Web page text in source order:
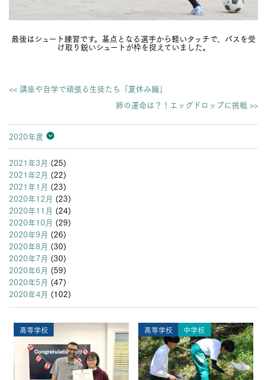
最後はシュート練習です。基点となる選手から軽いタッチで、パスを受
け取り鋭いシュートが枠を捉えていました。
<< 講座や自学で頑張る生徒たち「夏休み編」
卵の運命は？！エッグドロップに挑戦 >>
2020年度
2026年度
2025年度
2024年度
2023年度
2022年度
2021年度
2020年度
2019年度
2018年度
2017年度
2016年度
2015年度
2014年度
2013年度
2021年3月 (25)
2021年2月 (22)
2021年1月 (23)
2020年12月 (23)
2020年11月 (24)
2020年10月 (29)
2020年9月 (26)
2020年8月 (30)
2020年7月 (30)
2020年6月 (59)
2020年5月 (47)
2020年4月 (102)
高等学校 高等学校 中学校